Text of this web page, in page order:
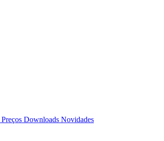
Preços Downloads Novidades